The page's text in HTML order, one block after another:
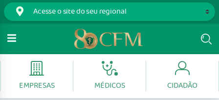
EMPRESAS MÉDICOS CIDADÃO